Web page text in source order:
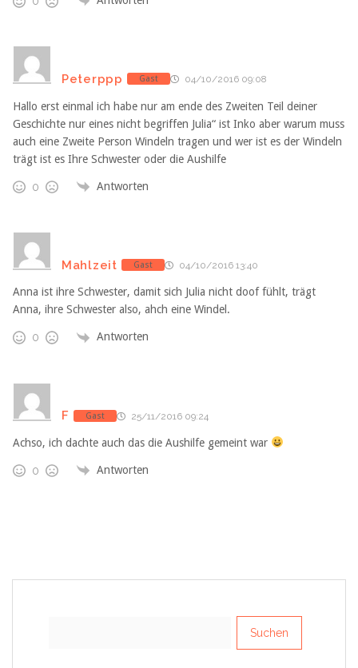
Peterppp Gast 04/10/2016 09:08
Hallo erst einmal ich habe nur am ende des Zweiten Teil deiner
Geschichte nur eines nicht begriffen Julia“ ist Inko aber warum muss
auch eine Zweite Person Windeln tragen und wer ist es der Windeln
trägt ist es Ihre Schwester oder die Aushilfe
0 Antworten
Mahlzeit Gast 04/10/2016 13:40
Anna ist ihre Schwester, damit sich Julia nicht doof fühlt, trägt
Anna, ihre Schwester also, ahch eine Windel.
0 Antworten
F Gast 25/11/2016 09:24
Achso, ich dachte auch das die Aushilfe gemeint war
0 Antworten